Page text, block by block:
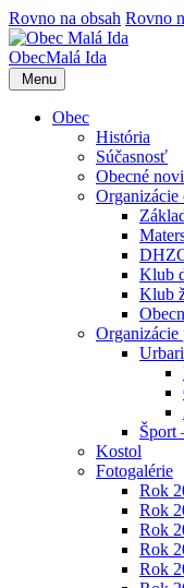
Rovno na obsah Rovno
ObecMalá Ida
Menu
Obec
História
Súčasnosť
Obecné
Organizácie
Klub
Klub
Organizácie
Šport
Kostol
Fotogalérie
Rok
Rok
Rok
Rok
Rok